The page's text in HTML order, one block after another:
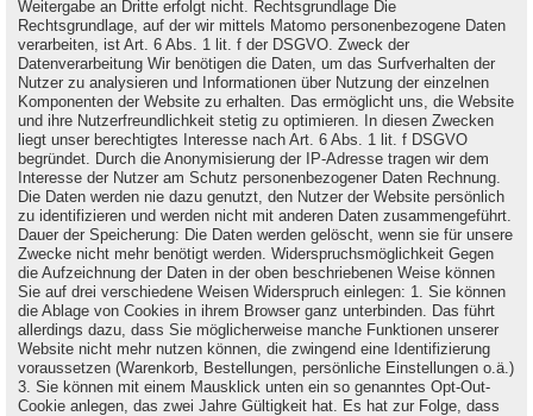
Weitergabe an Dritte erfolgt nicht. Rechtsgrundlage Die
Rechtsgrundlage, auf der wir mittels Matomo personenbezogene Daten
verarbeiten, ist Art. 6 Abs. 1 lit. f der DSGVO. Zweck der
Datenverarbeitung Wir benötigen die Daten, um das Surfverhalten der
Nutzer zu analysieren und Informationen über Nutzung der einzelnen
Komponenten der Website zu erhalten. Das ermöglicht uns, die Website
und ihre Nutzerfreundlichkeit stetig zu optimieren. In diesen Zwecken
liegt unser berechtigtes Interesse nach Art. 6 Abs. 1 lit. f DSGVO
begründet. Durch die Anonymisierung der IP-Adresse tragen wir dem
Interesse der Nutzer am Schutz personenbezogener Daten Rechnung.
Die Daten werden nie dazu genutzt, den Nutzer der Website persönlich
zu identifizieren und werden nicht mit anderen Daten zusammengeführt.
Dauer der Speicherung: Die Daten werden gelöscht, wenn sie für unsere
Zwecke nicht mehr benötigt werden. Widerspruchsmöglichkeit Gegen
die Aufzeichnung der Daten in der oben beschriebenen Weise können
Sie auf drei verschiedene Weisen Widerspruch einlegen: 1. Sie können
die Ablage von Cookies in ihrem Browser ganz unterbinden. Das führt
allerdings dazu, dass Sie möglicherweise manche Funktionen unserer
Website nicht mehr nutzen können, die zwingend eine Identifizierung
voraussetzen (Warenkorb, Bestellungen, persönliche Einstellungen o.ä.)
3. Sie können mit einem Mausklick unten ein so genanntes Opt-Out-
Cookie anlegen, das zwei Jahre Gültigkeit hat. Es hat zur Folge, dass